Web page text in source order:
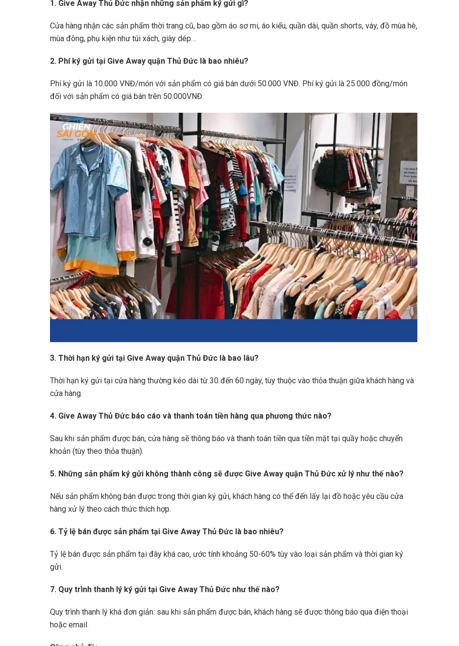
1. Give Away Thủ Đức nhận những sản phẩm ký gửi gì?
Cửa hàng nhận các sản phẩm thời trang cũ, bao gồm áo sơ mi, áo kiểu, quần dài, quần shorts, váy, đồ mùa hè,
mùa đông, phụ kiện như túi xách, giày dép…
2. Phí ký gửi tại Give Away quận Thủ Đức là bao nhiêu?
Phí ký gửi là 10.000 VNĐ/món với sản phẩm có giá bán dưới 50.000 VNĐ. Phí ký gửi là 25.000 đồng/món
đối với sản phẩm có giá bán trên 50.000VNĐ.
3. Thời hạn ký gửi tại Give Away quận Thủ Đức là bao lâu?
Thời hạn ký gửi tại cửa hàng thường kéo dài từ 30 đến 60 ngày, tùy thuộc vào thỏa thuận giữa khách hàng và
cửa hàng.
4. Give Away Thủ Đức báo cáo và thanh toán tiền hàng qua phương thức nào?
Sau khi sản phẩm được bán, cửa hàng sẽ thông báo và thanh toán tiền qua tiền mặt tại quầy hoặc chuyển
khoản (tùy theo thỏa thuận).
5. Những sản phẩm ký gửi không thành công sẽ được Give Away quận Thủ Đức xử lý như thế nào?
Nếu sản phẩm không bán được trong thời gian ký gửi, khách hàng có thể đến lấy lại đồ hoặc yêu cầu cửa
hàng xử lý theo cách thức thích hợp.
6. Tỷ lệ bán được sản phẩm tại Give Away Thủ Đức là bao nhiêu?
Tỷ lệ bán được sản phẩm tại đây khá cao, ước tính khoảng 50-60% tùy vào loại sản phẩm và thời gian ký
gửi.
7. Quy trình thanh lý ký gửi tại Give Away Thủ Đức như thế nào?
Quy trình thanh lý khá đơn giản: sau khi sản phẩm được bán, khách hàng sẽ được thông báo qua điện thoại
hoặc email.